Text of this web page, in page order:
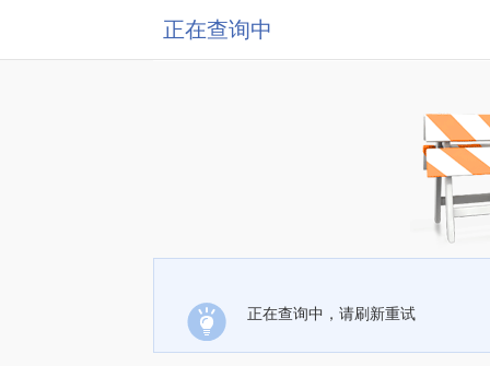
正在查询中
正在查询中，请刷新重试